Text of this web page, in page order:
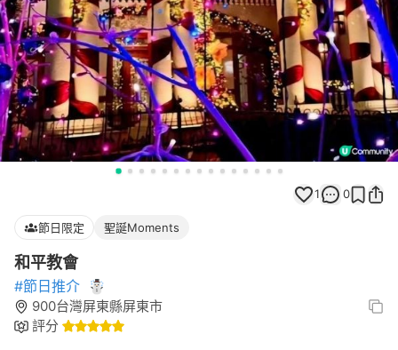
1 0
節日限定 聖誕Moments
和平教會
#節日推介 ☃️
900台灣屏東縣屏東市
評分